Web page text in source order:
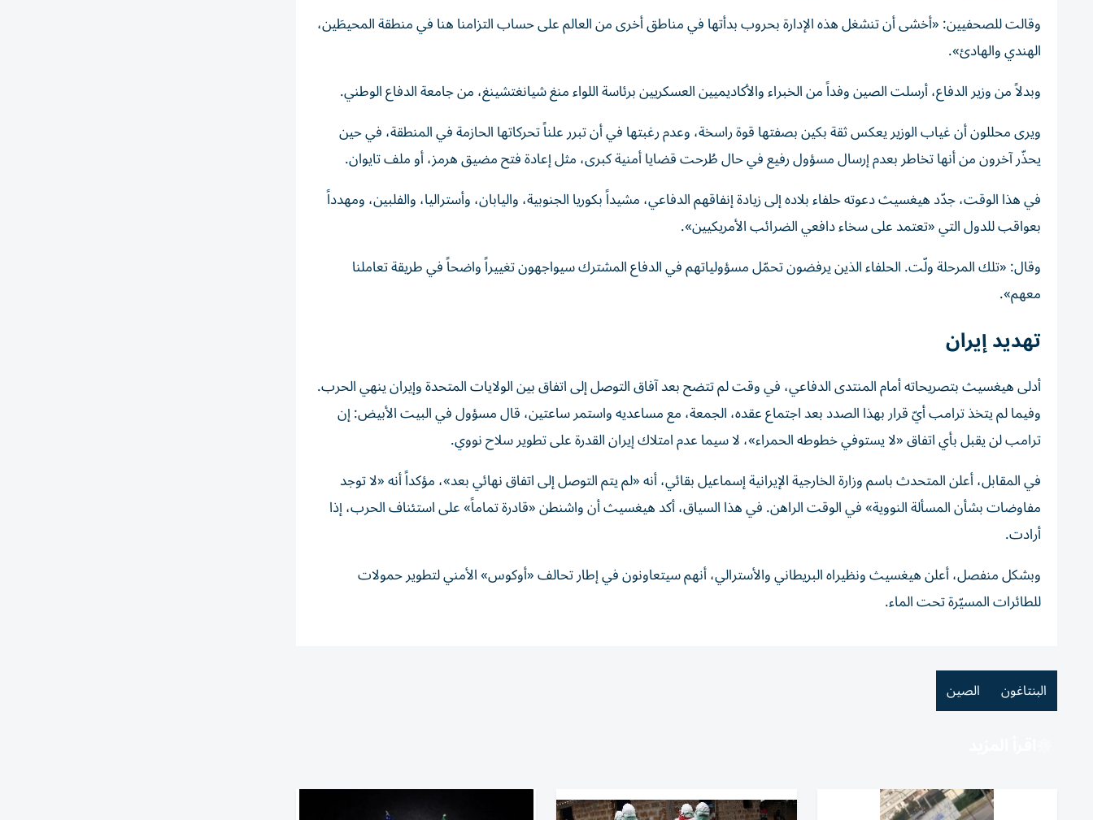
وقالت للصحفيين: «أخشى أن تنشغل هذه الإدارة بحروب بدأتها في مناطق أخرى من العالم على حساب التزامنا هنا في منطقة المحيطَين،
الهندي والهادئ».
وبدلاً من وزير الدفاع، أرسلت الصين وفداً من الخبراء والأكاديميين العسكريين برئاسة اللواء منغ شيانغتشينغ، من جامعة الدفاع الوطني.
ويرى محللون أن غياب الوزير يعكس ثقة بكين بصفتها قوة راسخة، وعدم رغبتها في أن تبرر علناً تحركاتها الحازمة في المنطقة، في حين
يحذّر آخرون من أنها تخاطر بعدم إرسال مسؤول رفيع في حال طُرحت قضايا أمنية كبرى، مثل إعادة فتح مضيق هرمز، أو ملف تايوان.
في هذا الوقت، جدّد هيغسيث دعوته حلفاء بلاده إلى زيادة إنفاقهم الدفاعي، مشيداً بكوريا الجنوبية، واليابان، وأستراليا، والفلبين، ومهدداً
بعواقب للدول التي «تعتمد على سخاء دافعي الضرائب الأمريكيين».
وقال: «تلك المرحلة ولّت. الحلفاء الذين يرفضون تحمّل مسؤولياتهم في الدفاع المشترك سيواجهون تغييراً واضحاً في طريقة تعاملنا
معهم».
تهديد إيران
أدلى هيغسيث بتصريحاته أمام المنتدى الدفاعي، في وقت لم تتضح بعد آفاق التوصل إلى اتفاق بين الولايات المتحدة وإيران ينهي الحرب.
وفيما لم يتخذ ترامب أيّ قرار بهذا الصدد بعد اجتماع عقده، الجمعة، مع مساعديه واستمر ساعتين، قال مسؤول في البيت الأبيض: إن
ترامب لن يقبل بأي اتفاق «لا يستوفي خطوطه الحمراء»، لا سيما عدم امتلاك إيران القدرة على تطوير سلاح نووي.
في المقابل، أعلن المتحدث باسم وزارة الخارجية الإيرانية إسماعيل بقائي، أنه «لم يتم التوصل إلى اتفاق نهائي بعد»، مؤكداً أنه «لا توجد
مفاوضات بشأن المسألة النووية» في الوقت الراهن.في هذا السياق، أكد هيغسيث أن واشنطن «قادرة تماماً» على استئناف الحرب، إذا
أرادت.
وبشكل منفصل، أعلن هيغسيث ونظيراه البريطاني والأسترالي، أنهم سيتعاونون في إطار تحالف «أوكوس» الأمني لتطوير حمولات
للطائرات المسيّرة تحت الماء.
البنتاغون الصين